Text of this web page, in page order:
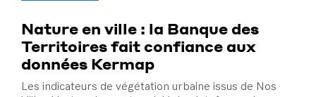
Nature en ville : la Banque des
Territoires fait confiance aux
données Kermap
Les indicateurs de végétation urbaine issus de Nos